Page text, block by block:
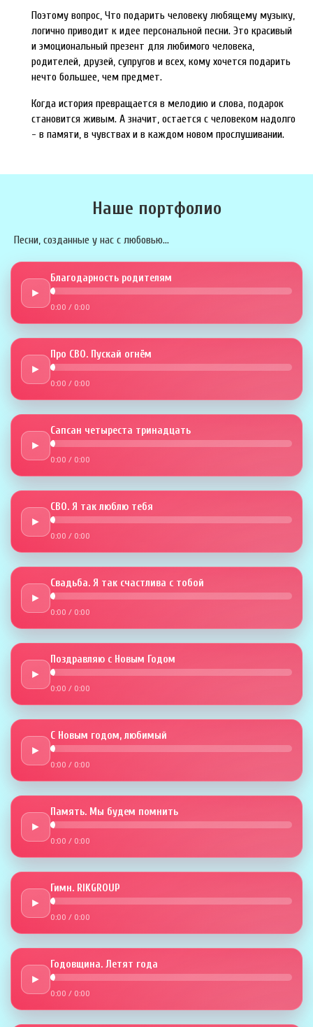
Поэтому вопрос, Что подарить человеку любящему музыку,
логично приводит к идее персональной песни. Это красивый
и эмоциональный презент для любимого человека,
родителей, друзей, супругов и всех, кому хочется подарить
нечто большее, чем предмет.
Когда история превращается в мелодию и слова, подарок
становится живым. А значит, остается с человеком надолго
- в памяти, в чувствах и в каждом новом прослушивании.
Наше портфолио
Песни, созданные у нас с любовью...
►
Благодарность родителям
0:00 / 0:00
►
Про СВО. Пускай огнём
0:00 / 0:00
►
Сапсан четыреста тринадцать
0:00 / 0:00
►
СВО. Я так люблю тебя
0:00 / 0:00
►
Свадьба. Я так счастлива с тобой
0:00 / 0:00
►
Поздравляю с Новым Годом
0:00 / 0:00
►
С Новым годом, любимый
0:00 / 0:00
►
Память. Мы будем помнить
0:00 / 0:00
►
Гимн. RIKGROUP
0:00 / 0:00
►
Годовщина. Летят года
0:00 / 0:00